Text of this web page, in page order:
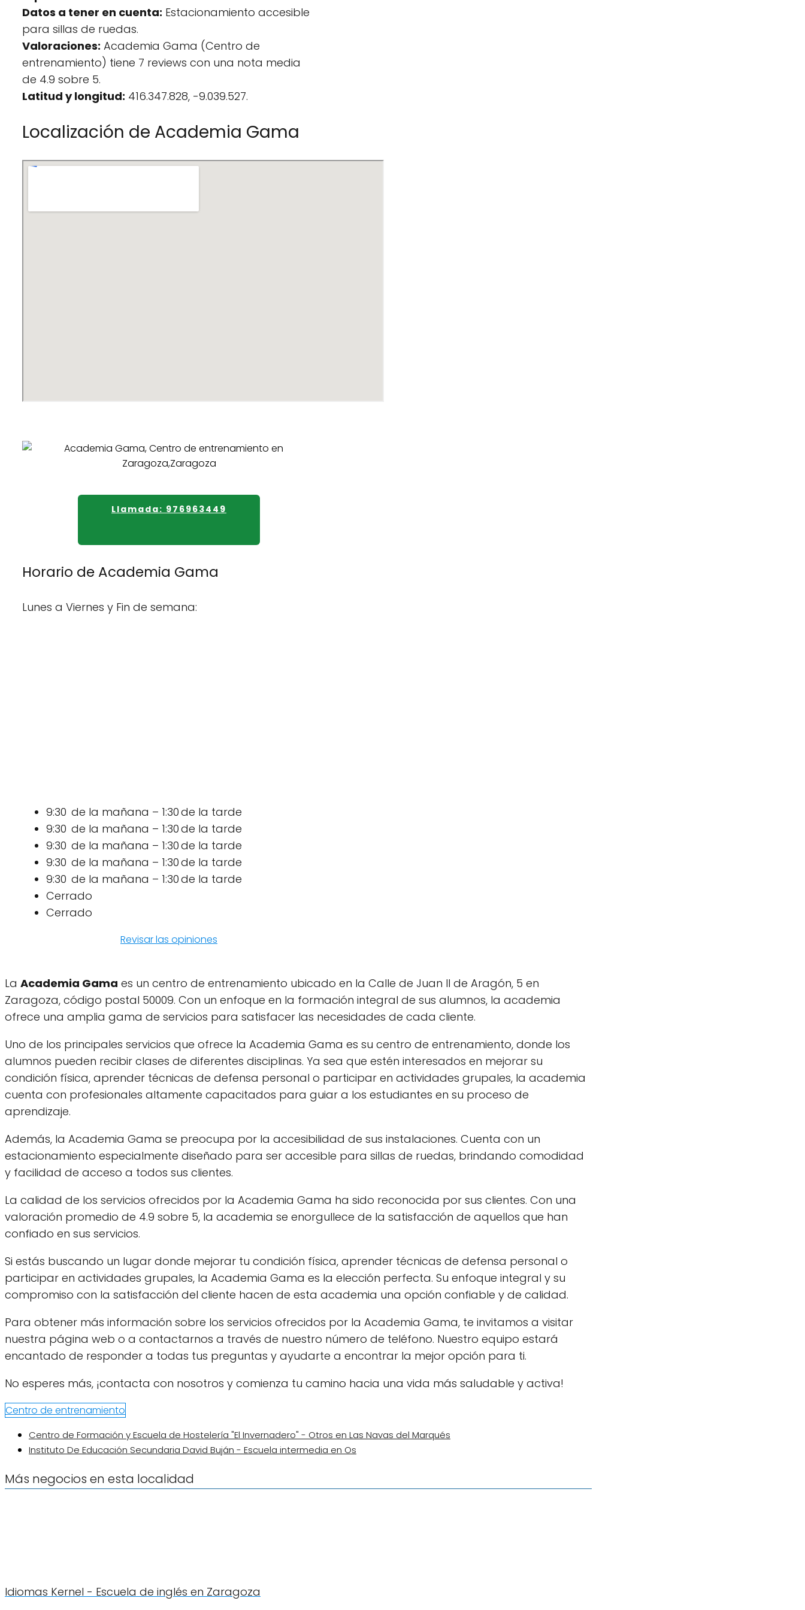
Datos a tener en cuenta: Estacionamiento accesible
para sillas de ruedas.
Valoraciones: Academia Gama (Centro de
entrenamiento) tiene 7 reviews con una nota media
de 4.9 sobre 5.
Latitud y longitud: 416.347.828, -9.039.527.
Localización de Academia Gama
Llamada: 976963449
Horario de Academia Gama
Lunes a Viernes y Fin de semana:
9:30 de la mañana – 1:30 de la tarde
9:30 de la mañana – 1:30 de la tarde
9:30 de la mañana – 1:30 de la tarde
9:30 de la mañana – 1:30 de la tarde
9:30 de la mañana – 1:30 de la tarde
Cerrado
Cerrado
Revisar las opiniones
La Academia Gama es un centro de entrenamiento ubicado en la Calle de Juan II de Aragón, 5 en
Zaragoza, código postal 50009. Con un enfoque en la formación integral de sus alumnos, la academia
ofrece una amplia gama de servicios para satisfacer las necesidades de cada cliente.
Uno de los principales servicios que ofrece la Academia Gama es su centro de entrenamiento, donde los
alumnos pueden recibir clases de diferentes disciplinas. Ya sea que estén interesados en mejorar su
condición física, aprender técnicas de defensa personal o participar en actividades grupales, la academia
cuenta con profesionales altamente capacitados para guiar a los estudiantes en su proceso de
aprendizaje.
Además, la Academia Gama se preocupa por la accesibilidad de sus instalaciones. Cuenta con un
estacionamiento especialmente diseñado para ser accesible para sillas de ruedas, brindando comodidad
y facilidad de acceso a todos sus clientes.
La calidad de los servicios ofrecidos por la Academia Gama ha sido reconocida por sus clientes. Con una
valoración promedio de 4.9 sobre 5, la academia se enorgullece de la satisfacción de aquellos que han
confiado en sus servicios.
Si estás buscando un lugar donde mejorar tu condición física, aprender técnicas de defensa personal o
participar en actividades grupales, la Academia Gama es la elección perfecta. Su enfoque integral y su
compromiso con la satisfacción del cliente hacen de esta academia una opción confiable y de calidad.
Para obtener más información sobre los servicios ofrecidos por la Academia Gama, te invitamos a visitar
nuestra página web o a contactarnos a través de nuestro número de teléfono. Nuestro equipo estará
encantado de responder a todas tus preguntas y ayudarte a encontrar la mejor opción para ti.
No esperes más, ¡contacta con nosotros y comienza tu camino hacia una vida más saludable y activa!
Centro de entrenamiento
Centro de Formación y Escuela de Hostelería "El Invernadero" - Otros en Las Navas del Marqués
Instituto De Educación Secundaria David Buján - Escuela intermedia en Os
Más negocios en esta localidad
Idiomas Kernel - Escuela de inglés en Zaragoza